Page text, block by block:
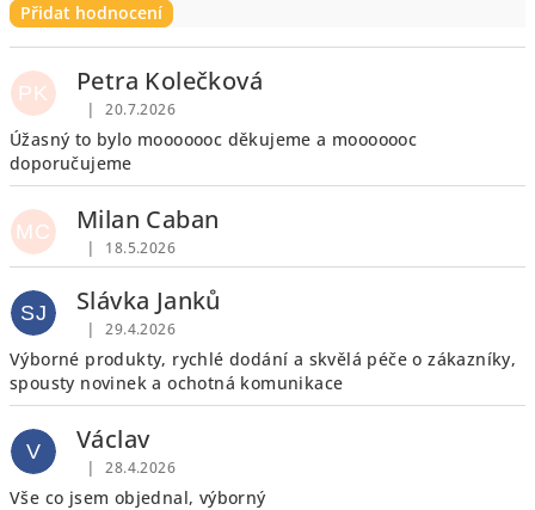
Přidat hodnocení
V
ý
p
i
s
h
o
d
n
o
c
e
n
í
PK Petra Kolečková
Hodnocení obchodu je 5 z 5 hvězdiček.
| 20.7.2026
Úžasný to bylo mooooooc děkujeme a mooooooc
doporučujeme
MC Milan Caban
Hodnocení obchodu je 5 z 5 hvězdiček.
| 18.5.2026
SJ Slávka Janků
Hodnocení obchodu je 5 z 5 hvězdiček.
| 29.4.2026
Výborné produkty, rychlé dodání a skvělá péče o zákazníky,
spousty novinek a ochotná komunikace
V Václav
Hodnocení obchodu je 5 z 5 hvězdiček.
| 28.4.2026
Vše co jsem objednal, výborný